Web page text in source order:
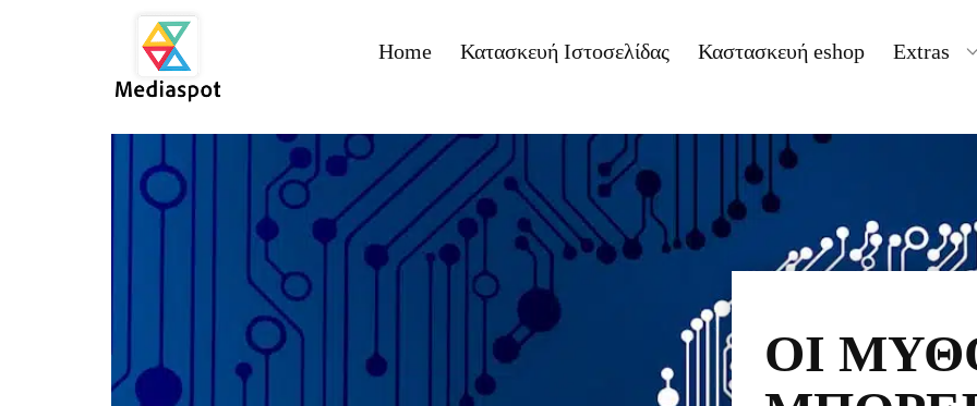
Home Κατασκευή Ιστοσελίδας Καστασκευή eshop Extras
ΟΙ